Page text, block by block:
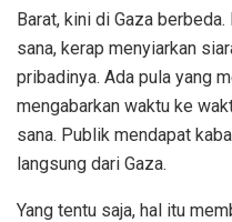
Barat, kini di Gaza
sana, kerap menyiarkan
pribadinya. Ada pula yang
mengabarkan waktu ke
sana. Publik mendapat
langsung dari Gaza.
Yang tentu saja, hal itu